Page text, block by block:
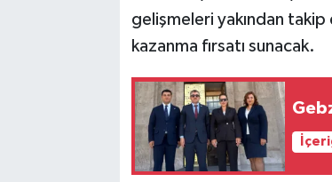
gelişmeleri yakından takip
kazanma fırsatı sunacak.